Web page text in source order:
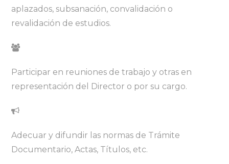
aplazados, subsanación, convalidación o
revalidación de estudios.
Participar en reuniones de trabajo y otras en
representación del Director o por su cargo.
Adecuar y difundir las normas de Trámite
Documentario, Actas, Títulos, etc.